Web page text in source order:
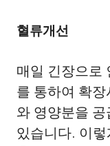
혈류개선
매일 긴장으로
를 통하여 확
와 영양분을
있습니다. 이